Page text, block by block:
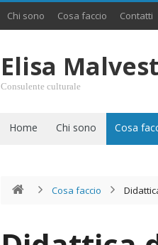
Chi sono Cosa faccio Contatti
Elisa
Consulente culturale
Home Chi sono Cosa
Cosa faccio